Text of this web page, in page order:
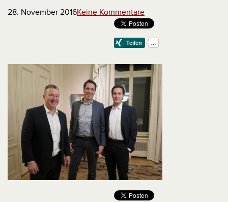
28. November 2016Keine Kommentare